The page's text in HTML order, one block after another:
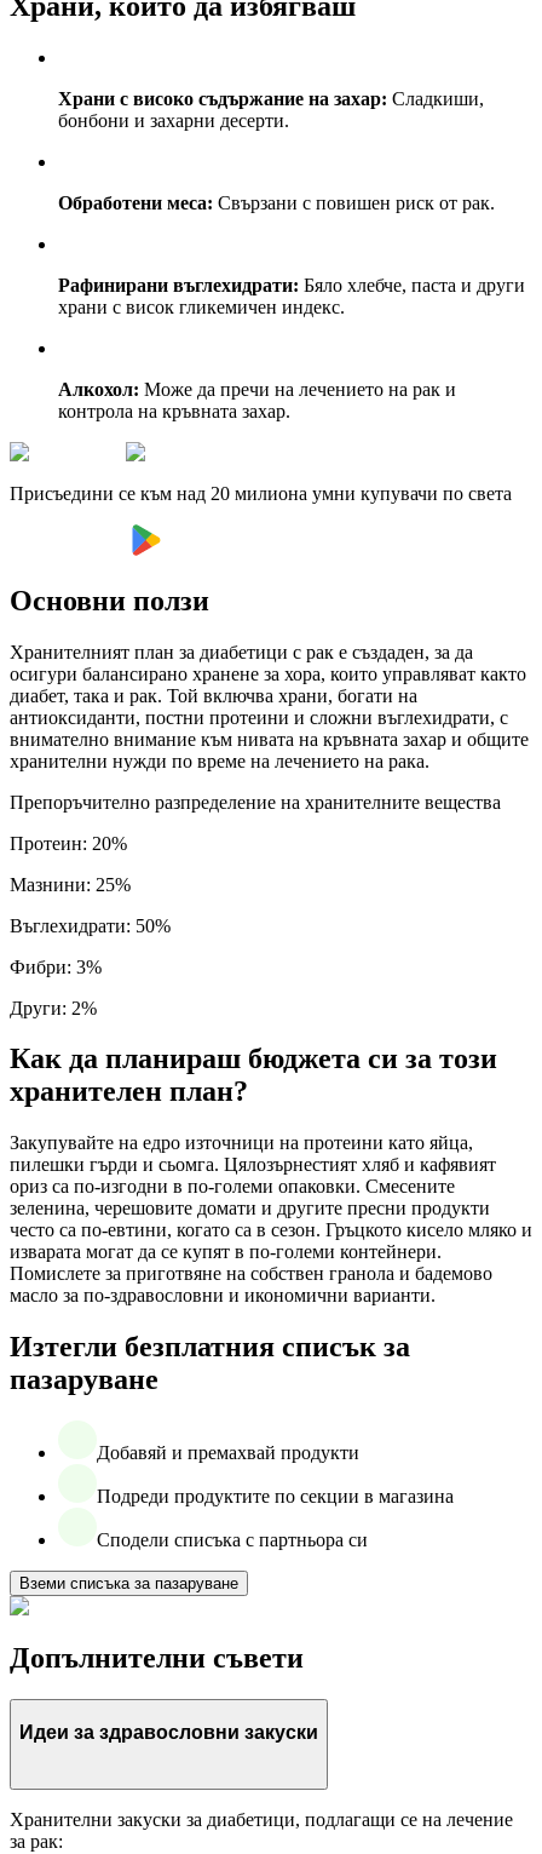
Храни с високо съдържание на захар: Сладкиши,
бонбони и захарни десерти.
Обработени меса: Свързани с повишен риск от рак.
Рафинирани въглехидрати: Бяло хлебче, паста и други
храни с висок гликемичен индекс.
Алкохол: Може да пречи на лечението на рак и
контрола на кръвната захар.
Присъедини се към над 20 милиона умни купувачи по света
Основни ползи
Хранителният план за диабетици с рак е създаден, за да
осигури балансирано хранене за хора, които управляват както
диабет, така и рак. Той включва храни, богати на
антиоксиданти, постни протеини и сложни въглехидрати, с
внимателно внимание към нивата на кръвната захар и общите
хранителни нужди по време на лечението на рака.
Препоръчително разпределение на хранителните вещества
Протеин: 20%
Мазнини: 25%
Въглехидрати: 50%
Фибри: 3%
Други: 2%
Как да планираш бюджета си за този
хранителен план?
Закупувайте на едро източници на протеини като яйца,
пилешки гърди и сьомга. Цялозърнестият хляб и кафявият
ориз са по-изгодни в по-големи опаковки. Смесените
зеленина, черешовите домати и другите пресни продукти
често са по-евтини, когато са в сезон. Гръцкото кисело мляко и
изварата могат да се купят в по-големи контейнери.
Помислете за приготвяне на собствен гранола и бадемово
масло за по-здравословни и икономични варианти.
Изтегли безплатния списък за
пазаруване
Добавяй и премахвай продукти
Подреди продуктите по секции в магазина
Сподели списъка с партньора си
Вземи списъка за пазаруване
Допълнителни съвети
Идеи за здравословни закуски
Хранителни закуски за диабетици, подлагащи се на лечение
за рак: